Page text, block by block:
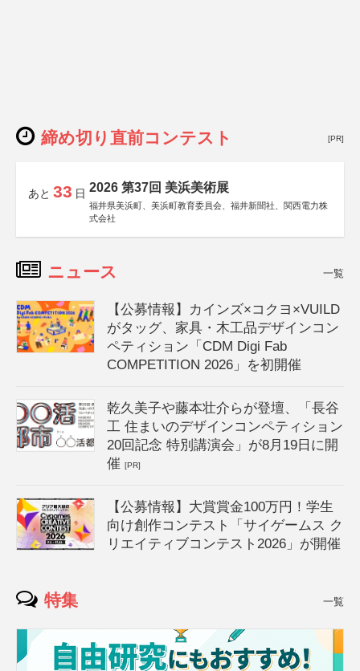
締め切り直前コンテスト [PR]
あと 33 日 2026 第37回 美浜美術展
福井県美浜町、美浜町教育委員会、福井新聞社、関西電力株
式会社
ニュース 一覧
【公募情報】カインズ×コクヨ×VUILD
がタッグ、家具・木工品デザインコン
ペティション「CDM Digi Fab
COMPETITION 2026」を初開催
乾久美子や藤本壮介らが登壇、「長谷
工 住まいのデザインコンペティション
20回記念 特別講演会」が8月19日に開
催[PR]
【公募情報】大賞賞金100万円！学生
向け創作コンテスト「サイゲームス ク
リエイティブコンテスト2026」が開催
特集 一覧